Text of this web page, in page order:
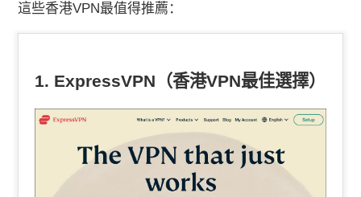
這些香港VPN最值得推薦：
1. ExpressVPN（香港VPN最佳選擇）